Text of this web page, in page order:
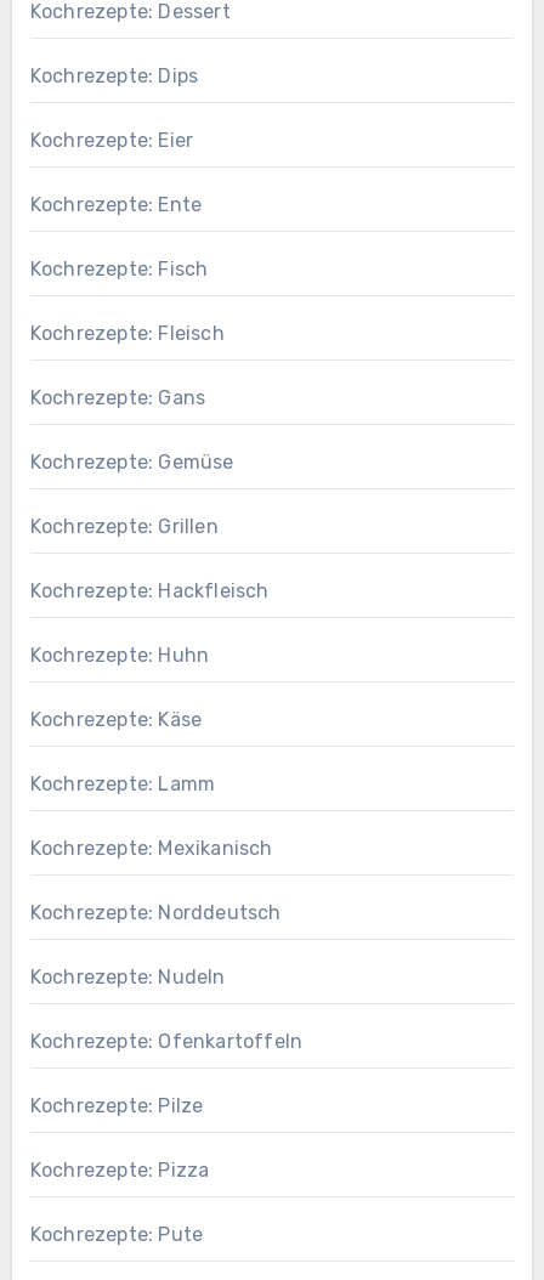
Kochrezepte: Dessert
Kochrezepte: Dips
Kochrezepte: Eier
Kochrezepte: Ente
Kochrezepte: Fisch
Kochrezepte: Fleisch
Kochrezepte: Gans
Kochrezepte: Gemüse
Kochrezepte: Grillen
Kochrezepte: Hackfleisch
Kochrezepte: Huhn
Kochrezepte: Käse
Kochrezepte: Lamm
Kochrezepte: Mexikanisch
Kochrezepte: Norddeutsch
Kochrezepte: Nudeln
Kochrezepte: Ofenkartoffeln
Kochrezepte: Pilze
Kochrezepte: Pizza
Kochrezepte: Pute